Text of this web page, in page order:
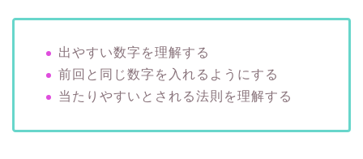
出やすい数字を理解する
前回と同じ数字を入れるようにする
当たりやすいとされる法則を理解する